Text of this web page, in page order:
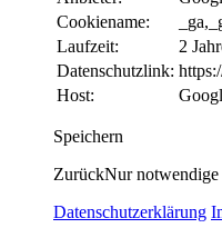
Cookiename:
Laufzeit:
2
Datenschutzlink:
Host:
Speichern
ZurückNur notwendige
Datenschutzerklärung